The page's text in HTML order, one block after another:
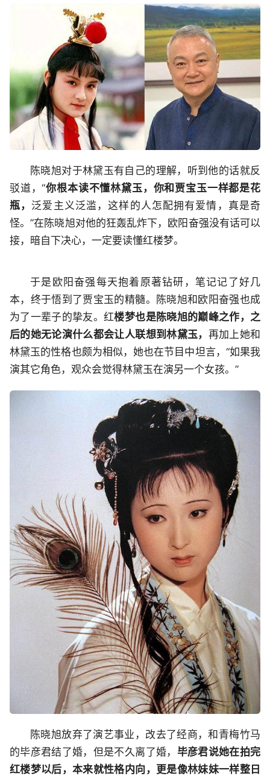
陈晓旭对于林黛玉有自己的理解，听到他的话就反
驳道，“你根本读不懂林黛玉，你和贾宝玉一样都是花
瓶， 泛爱主义泛滥，这样的人怎配拥有爱情，真是奇
怪。”在陈晓旭对他的狂轰乱炸下，欧阳奋强没有话可以
接，暗自下决心，一定要读懂红楼梦。
于是欧阳奋强每天抱着原著钻研，笔记记了好几
本，终于悟到了贾宝玉的精髓。陈晓旭和欧阳奋强也成
为了一辈子的挚友。红楼梦也是陈晓旭的巅峰之作，之
后的她无论演什么都会让人联想到林黛玉， 再加上她和
林黛玉的性格也颇为相似，她也在节目中坦言，“如果我
演其它角色，观众会觉得林黛玉在演另一个女孩。”
陈晓旭放弃了演艺事业，改去了经商，和青梅竹马
的毕彦君结了婚，但是不久离了婚， 毕彦君说她在拍完
红楼梦以后，本来就性格内向，更是像林妹妹一样整日